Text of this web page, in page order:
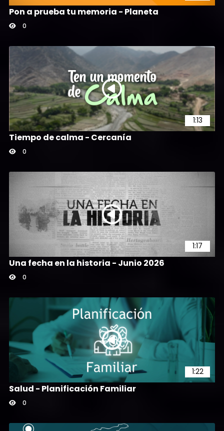
Pon a prueba tu memoria - Planeta
0
1:13
Tiempo de calma - Cercanía
0
1:17
Una fecha en la historia - Junio 2026
0
1:22
Salud - Planificación Familiar
0